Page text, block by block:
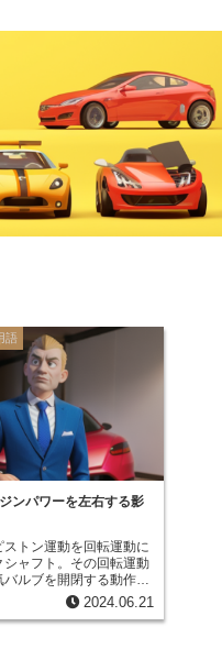
語
ンパワーを左右する影
トン運動を回転運動に
ャフト。その回転運動
ルブを開閉する動作に
ャフトの役割です。この
り付けられたカムと呼ば
バルブの開閉タイミン
2024.06.21